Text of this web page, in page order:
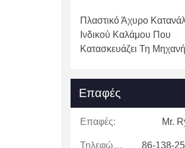
Πλαστικό Άχυρο
Ινδικού Καλάμου Που
Κατασκευάζει Τη Μηχανή
Επαφές
Επαφές: Mr.
Τηλεφώνημα: 86-138-